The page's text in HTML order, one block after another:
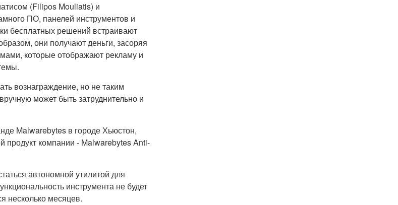
(Filipos Mouliatis) и
ПО, панелей инструментов и
бесплатных решений встраивают
они получают деньги, засоряя
которые отображают рекламу и
вознаграждение, но не таким
может быть затруднительно и
Malwarebytes в городе Хьюстон,
продукт компании - Malwarebytes Anti-
автономной утилитой для
инструмента не будет
несколько месяцев.